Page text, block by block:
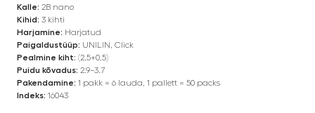
Kalle: 2B nano
Kihid: 3 kihti
Harjamine: Harjatud
Paigaldustüüp: UNILIN, Click
Pealmine kiht: (2,5+0,5)
Puidu kõvadus: 2.9–3.7
Pakendamine: 1 pakk = 6 lauda, 1 pallett = 50 packs
Indeks: 16043